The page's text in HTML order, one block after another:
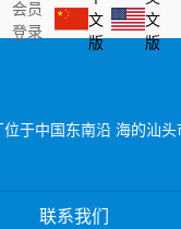
会员
登录
文
版
文
版
联系我们